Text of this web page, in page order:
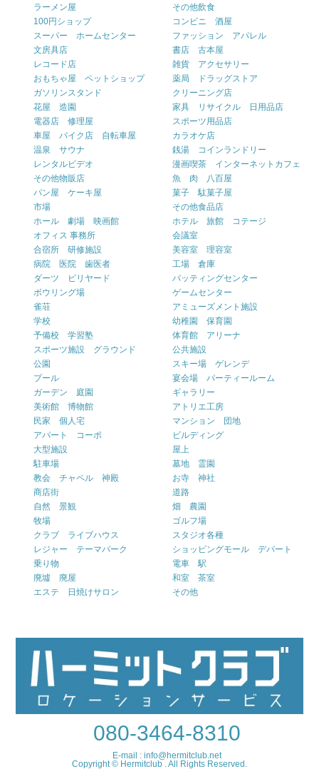
ラーメン屋
その他飲食
100円ショップ
コンビニ 酒屋
スーパー ホームセンター
ファッション アパレル
文房具店
書店 古本屋
レコード店
雑貨 アクセサリー
おもちゃ屋 ペットショップ
薬局 ドラッグストア
ガソリンスタンド
クリーニング店
花屋 造園
家具 リサイクル 日用品店
電器店 修理屋
スポーツ用品店
車屋 バイク店 自転車屋
カラオケ店
温泉 サウナ
銭湯 コインランドリー
レンタルビデオ
漫画喫茶 インターネットカフェ
その他物販店
魚 肉 八百屋
パン屋 ケーキ屋
菓子 駄菓子屋
市場
その他食品店
ホール 劇場 映画館
ホテル 旅館 コテージ
オフィス 事務所
会議室
合宿所 研修施設
美容室 理容室
病院 医院 歯医者
工場 倉庫
ダーツ ビリヤード
バッティングセンター
ボウリング場
ゲームセンター
雀荘
アミューズメント施設
学校
幼稚園 保育園
予備校 学習塾
体育館 アリーナ
スポーツ施設 グラウンド
公共施設
公園
スキー場 ゲレンデ
プール
宴会場 パーティールーム
ガーデン 庭園
ギャラリー
美術館 博物館
アトリエ工房
民家 個人宅
マンション 団地
アパート コーポ
ビルディング
大型施設
屋上
駐車場
墓地 霊園
教会 チャペル 神殿
お寺 神社
商店街
道路
自然 景観
畑 農園
牧場
ゴルフ場
クラブ ライブハウス
スタジオ各種
レジャー テーマパーク
ショッピングモール デパート
乗り物
電車 駅
廃墟 廃屋
和室 茶室
エステ 日焼けサロン
その他
080-3464-8310
E-mail : info@hermitclub.net
Copyright © Hermitclub . All Rights Reserved.